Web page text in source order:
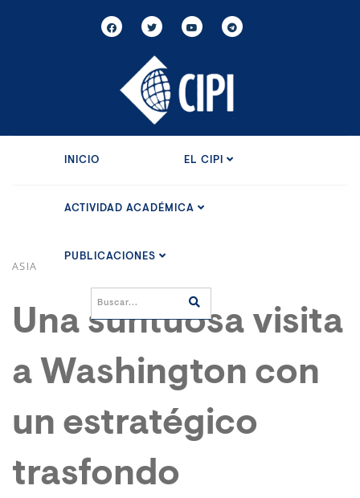
INICIO EL CIPI
ACTIVIDAD ACADÉMICA
PUBLICACIONES
ASIA
Una suntuosa visita
a Washington con
un estratégico
trasfondo